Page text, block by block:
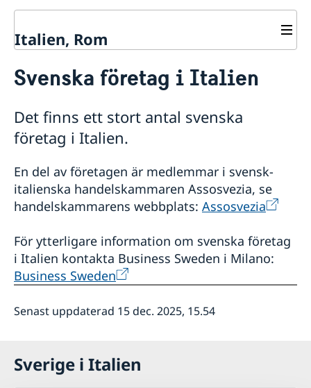
Italien, Rom
Om oss
Lediga tjänster
Dataskyddspolicy (GDPR)
Vi är en resurs för svenska företag
Team Sweden
Svenska företag i Italien
Anmäl handelshinder
Aktuellt
Ambassadens reseinformation
Ambassadens sociala medier
Sverige i Italien
Svenska skolor och kyrkor i Italien
Nordiska föreningar
Svenska Rominstitutet
Villa San Michele
Svenska företag i Italien
Det finns ett stort antal svenska
företag i Italien.
En del av företagen är medlemmar i svensk-
italienska handelskammaren Assosvezia, se
handelskammarens webbplats: Assosvezia
För ytterligare information om svenska företag
i Italien kontakta Business Sweden i Milano:
Business Sweden
Senast uppdaterad 15 dec. 2025, 15.54
Sverige i Italien